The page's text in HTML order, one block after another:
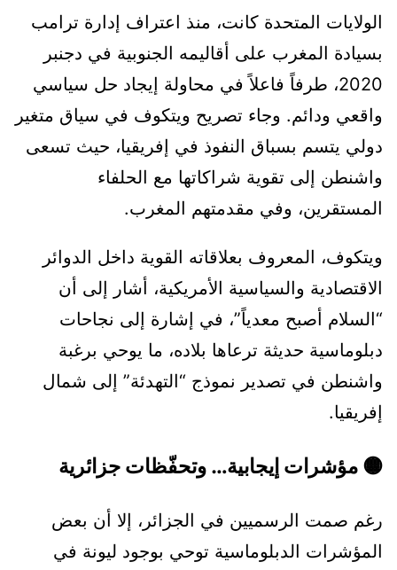
الولايات المتحدة كانت، منذ اعتراف إدارة ترامب
بسيادة المغرب على أقاليمه الجنوبية في دجنبر
2020، طرفاً فاعلاً في محاولة إيجاد حل سياسي
واقعي ودائم. وجاء تصريح ويتكوف في سياق متغير
دولي يتسم بسباق النفوذ في إفريقيا، حيث تسعى
واشنطن إلى تقوية شراكاتها مع الحلفاء
المستقرين، وفي مقدمتهم المغرب.
ويتكوف، المعروف بعلاقاته القوية داخل الدوائر
الاقتصادية والسياسية الأمريكية، أشار إلى أن
“السلام أصبح معدياً”، في إشارة إلى نجاحات
دبلوماسية حديثة ترعاها بلاده، ما يوحي برغبة
واشنطن في تصدير نموذج “التهدئة” إلى شمال
إفريقيا.
🟡 مؤشرات إيجابية… وتحفّظات جزائرية
رغم صمت الرسميين في الجزائر، إلا أن بعض
المؤشرات الدبلوماسية توحي بوجود ليونة في